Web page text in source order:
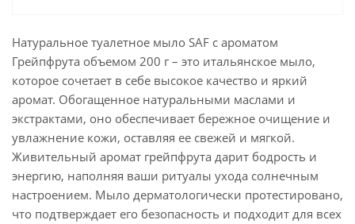
Натуральное туалетное мыло SAF с ароматом
Грейпфрута объемом 200 г – это итальянское мыло,
которое сочетает в себе высокое качество и яркий
аромат. Обогащенное натуральными маслами и
экстрактами, оно обеспечивает бережное очищение и
увлажнение кожи, оставляя ее свежей и мягкой.
Живительный аромат грейпфрута дарит бодрость и
энергию, наполняя ваши ритуалы ухода солнечным
настроением. Мыло дерматологически протестировано,
что подтверждает его безопасность и подходит для всех